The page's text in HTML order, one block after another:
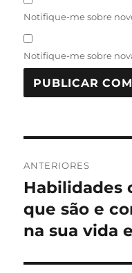
Notifique-me sobre
Notifique-me sobre
de
Post
ANTERIORES
Post
anterior:
Habilidades
que são e
na sua vida